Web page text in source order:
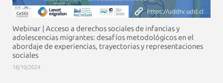
Webinar | Acceso a derechos sociales de infancias y
adolescencias migrantes: desafíos metodológicos en el
abordaje de experiencias, trayectorias y representaciones
sociales
18/10/2024